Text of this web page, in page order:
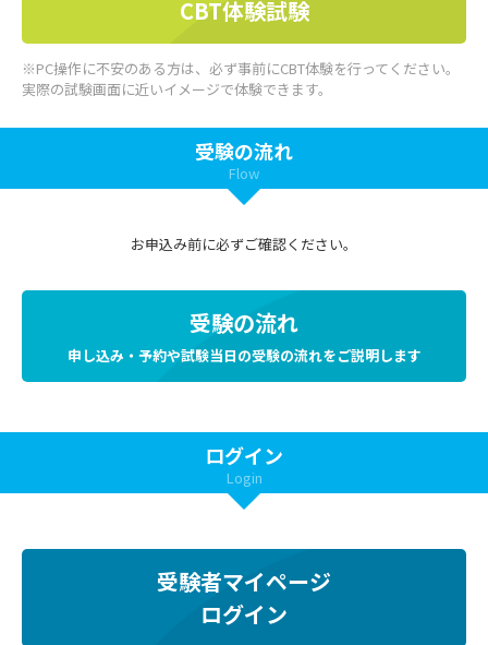
CBT体験試験
※PC操作に不安のある方は、必ず事前にCBT体験を行ってください。
実際の試験画面に近いイメージで体験できます。
受験の流れ
Flow
お申込み前に必ずご確認ください。
受験の流れ
申し込み・予約や試験当日の受験の流れをご説明します
ログイン
Login
受験者マイページ
ログイン